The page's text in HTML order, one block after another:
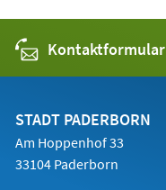
Kontaktformular
STADT PADERBORN
Am Hoppenhof 33
33104 Paderborn